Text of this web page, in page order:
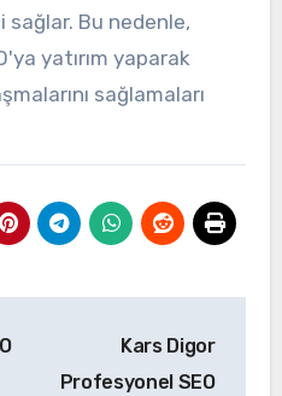
Bu nedenle,
yatırım yaparak
sağlamaları
Kars Digor
Profesyonel SEO